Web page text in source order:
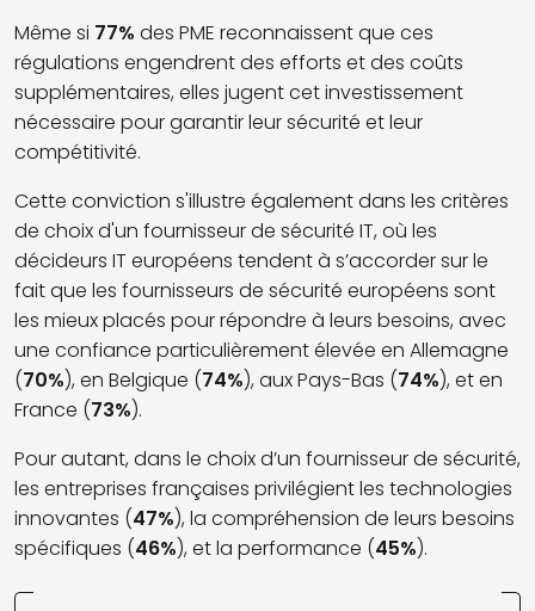
Même si 77% des PME reconnaissent que ces
régulations engendrent des efforts et des coûts
supplémentaires, elles jugent cet investissement
nécessaire pour garantir leur sécurité et leur
compétitivité.
Cette conviction s'illustre également dans les critères
de choix d'un fournisseur de sécurité IT, où les
décideurs IT européens tendent à s’accorder sur le
fait que les fournisseurs de sécurité européens sont
les mieux placés pour répondre à leurs besoins, avec
une confiance particulièrement élevée en Allemagne
(70%), en Belgique (74%), aux Pays-Bas (74%), et en
France (73%).
Pour autant, dans le choix d’un fournisseur de sécurité,
les entreprises françaises privilégient les technologies
innovantes (47%), la compréhension de leurs besoins
spécifiques (46%), et la performance (45%).